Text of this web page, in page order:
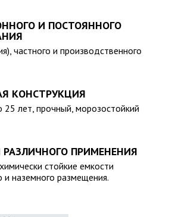
И ПОСТОЯННОГО
частного и производственного
КОНСТРУКЦИЯ
25 лет, прочный, морозостойкий
ПРИМЕНЕНИЯ
стойкие емкости
и наземного размещения.